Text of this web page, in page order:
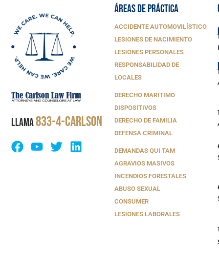
LLAMA833-4-CARLSON
ÁREAS DE PRÁCTICA
ACCIDENTE AUTOMOVILÍSTICO
LESIONES DE NACIMIENTO
LESIONES PERSONALES
RESPONSABILIDAD DE
LOCALES
DERECHO MARITIMO
DISPOSITIVOS
DERECHO DE FAMILIA
DEFENSA CRIMINAL
DEMANDAS QUI TAM
AGRAVIOS MASIVOS
INCENDIOS FORESTALES
ABUSO SEXUAL
CONSUMER
LESIONES LABORALES